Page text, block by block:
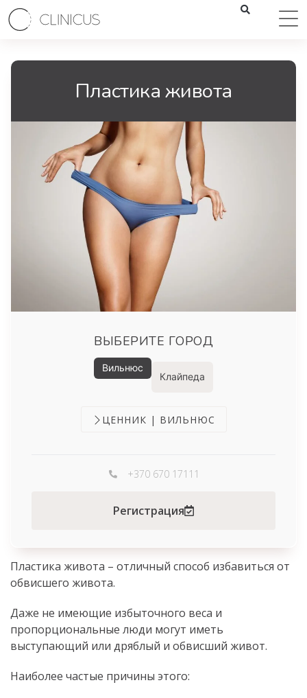
Пластика живота – отличный способ избавиться от
обвисшего живота.
Даже не имеющие избыточного веса и
пропорциональные люди могут иметь
выступающий или дряблый и обвисший живот.
Наиболее частые причины этого:
Пластика живота
ВЫБЕРИТЕ ГОРОД
Вильнюс
Клайпеда
ЦЕННИК | ВИЛЬНЮС
+370 670 17111
Регистрация